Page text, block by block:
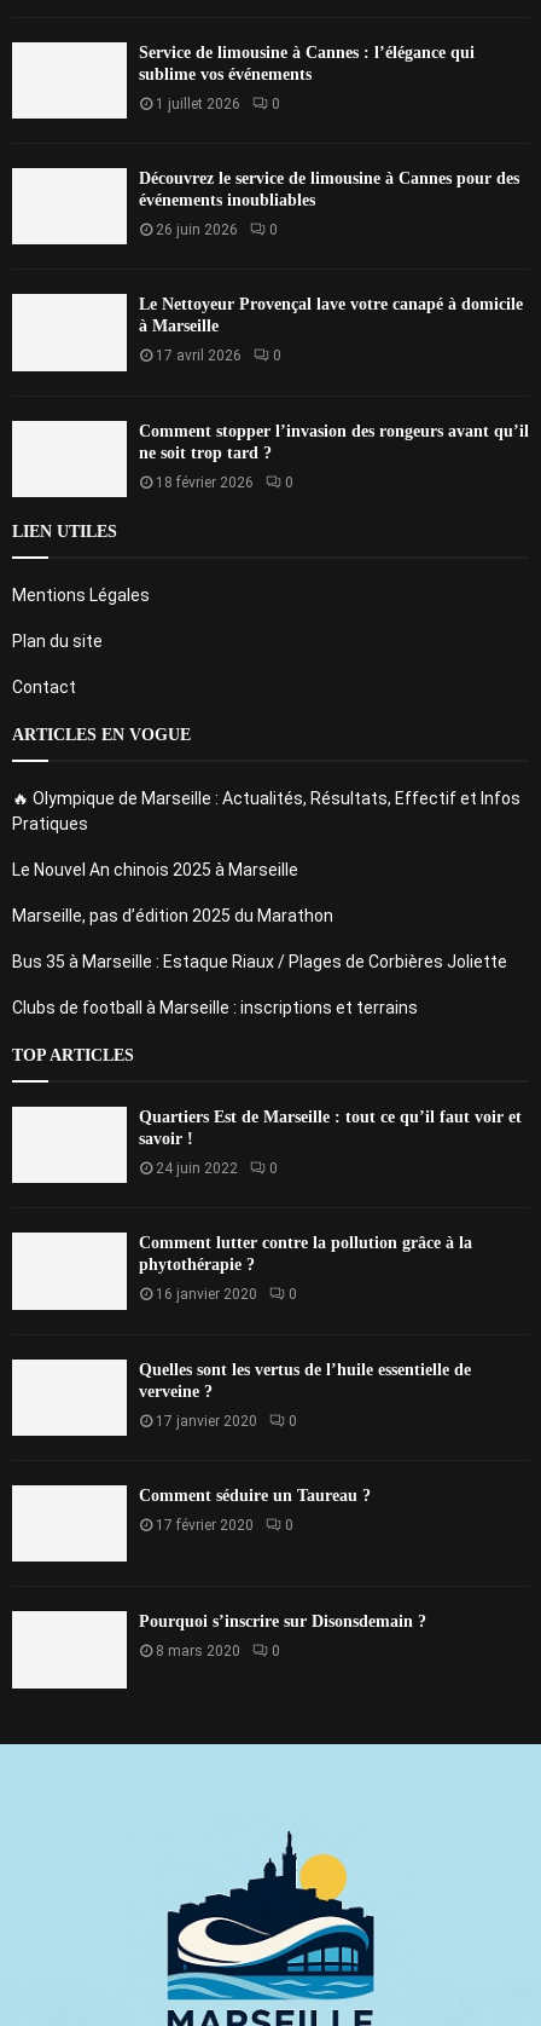
Service de limousine à Cannes : l’élégance qui
sublime vos événements
1 juillet 2026 0
Découvrez le service de limousine à Cannes pour des
événements inoubliables
26 juin 2026 0
Le Nettoyeur Provençal lave votre canapé à domicile
à Marseille
17 avril 2026 0
Comment stopper l’invasion des rongeurs avant qu’il
ne soit trop tard ?
18 février 2026 0
LIEN UTILES
Mentions Légales
Plan du site
Contact
ARTICLES EN VOGUE
🔥 Olympique de Marseille : Actualités, Résultats, Effectif et Infos
Pratiques
Le Nouvel An chinois 2025 à Marseille
Marseille, pas d’édition 2025 du Marathon
Bus 35 à Marseille : Estaque Riaux / Plages de Corbières Joliette
Clubs de football à Marseille : inscriptions et terrains
TOP ARTICLES
Quartiers Est de Marseille : tout ce qu’il faut voir et
savoir !
24 juin 2022 0
Comment lutter contre la pollution grâce à la
phytothérapie ?
16 janvier 2020 0
Quelles sont les vertus de l’huile essentielle de
verveine ?
17 janvier 2020 0
Comment séduire un Taureau ?
17 février 2020 0
Pourquoi s’inscrire sur Disonsdemain ?
8 mars 2020 0